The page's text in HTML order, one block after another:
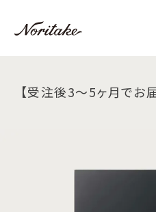
【受注後3～5ヶ月でお